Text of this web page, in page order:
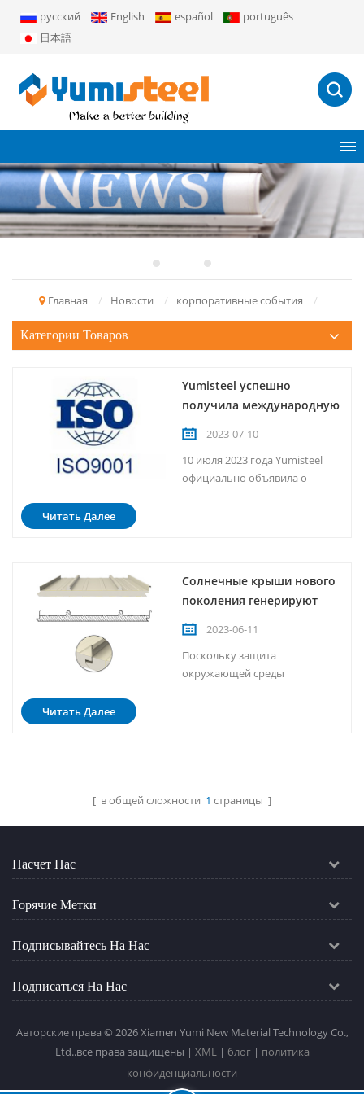
русский English español
português
日本語
Главная / Новости / корпоративные события /
Категории Товаров
Yumisteel успешно
получила международную
сертификацию ISO
2023-07-10
10 июля 2023 года Yumisteel
официально объявила о
международным стандартам в
производственных процессах,
качестве продукции и
обслуживании клиентов.
Сертификация, тщательно
проверенная ...
Читать Далее
Солнечные крыши нового
поколения генерируют
электроэнергию и
обеспечивают будущее
без выбросов углерода
2023-06-11
Поскольку защита
окружающей среды
солнечной крыши —
Читать Далее
[ в общей сложности 1 страницы ]
Насчет Нас
Горячие Метки
Подписывайтесь На Нас
Подписаться На Нас
Авторские права © 2026 Xiamen Yumi New Material Technology Co.,
Ltd..все права защищены | XML| блог| политика
конфиденциальности